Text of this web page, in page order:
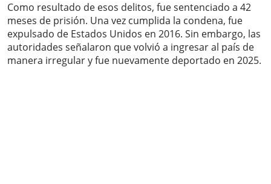
Como resultado de esos delitos, fue sentenciado a 42
meses de prisión. Una vez cumplida la condena, fue
expulsado de Estados Unidos en 2016. Sin embargo, las
autoridades señalaron que volvió a ingresar al país de
manera irregular y fue nuevamente deportado en 2025.